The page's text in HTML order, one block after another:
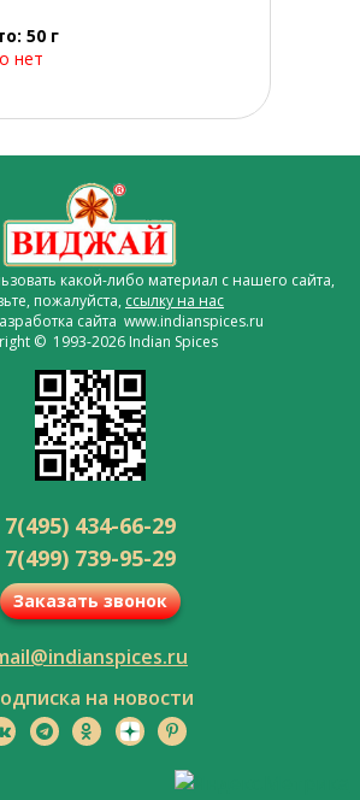
50 г
нет
какой-либо материал с нашего сайта,
пожалуйста, ссылку на нас
сайта www.indianspices.ru
© 1993-2026 Indian Spices
7(495) 434-66-29
7(499) 739-95-29
Заказать звонок
на новости